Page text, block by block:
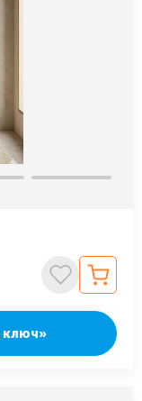
ключ»